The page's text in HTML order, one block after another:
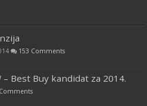
153 Comments
– Best Buy kandidat za 2014.